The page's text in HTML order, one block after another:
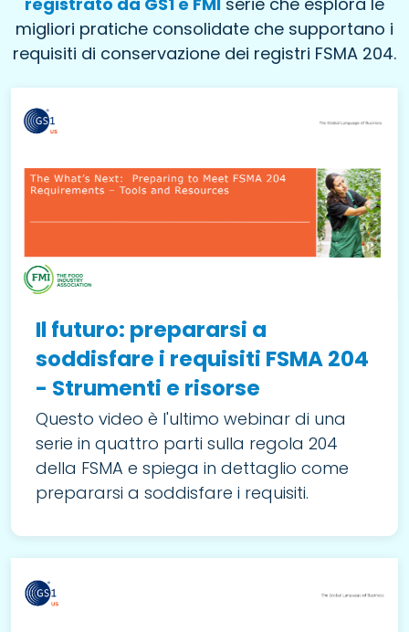
migliori pratiche consolidate che supportano i
requisiti di conservazione dei registri FSMA 204.
Il futuro: prepararsi a
soddisfare i requisiti FSMA 204
- Strumenti e risorse
Questo video è l'ultimo webinar di una
serie in quattro parti sulla regola 204
della FSMA e spiega in dettaglio come
prepararsi a soddisfare i requisiti.